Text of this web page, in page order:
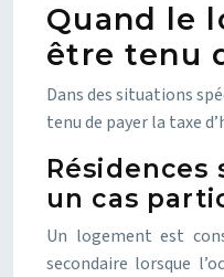
Quand le
être tenu
Dans des situations
tenu de payer la taxe
Résidences
un cas
Un logement est
secondaire lorsque